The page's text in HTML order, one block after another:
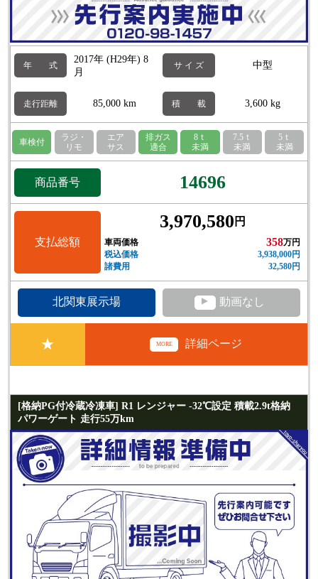
年 式
2017年 (H29年) 8
月
サ イ ズ 中型
走行距離 85,000 km 積 載 3,600 kg
車検付
ラジ・
リモ
エア
サス
排ガス
適合
8ｔ
未満
7.5ｔ
未満
5ｔ
未満
商品番号 14696
支払総額
3,970,580 円
車両価格 358万円
税込価格
3,938,000円
諸費用
32,580円
北関東展示場 ▲ 動画なし
★ MORE 詳細ページ
[格納PG付冷蔵冷凍車] R1 レンジャー -32℃設定 積載2.9t格納
パワーゲート 走行55万km